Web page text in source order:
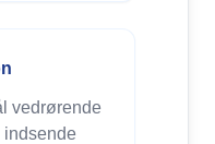
vedrørende
indsende